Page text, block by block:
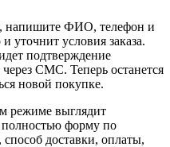
напишите ФИО, телефон и
уточнит условия заказа.
подтверждение
СМС. Теперь останется
новой покупке.
режиме выглядит
форму по
доставки, оплаты,